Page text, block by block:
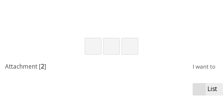
Attachment [2] I want to
List